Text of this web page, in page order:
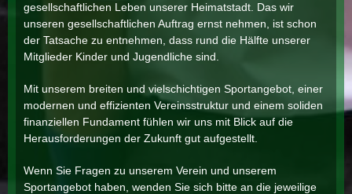
gesellschaftlichen Leben unserer Heimatstadt. Das wir
unseren gesellschaftlichen Auftrag ernst nehmen, ist schon
der Tatsache zu entnehmen, dass rund die Hälfte unserer
Mitglieder Kinder und Jugendliche sind.
Mit unserem breiten und vielschichtigen Sportangebot, einer
modernen und effizienten Vereinsstruktur und einem soliden
finanziellen Fundament fühlen wir uns mit Blick auf die
Herausforderungen der Zukunft gut aufgestellt.
Wenn Sie Fragen zu unserem Verein und unserem
Sportangebot haben, wenden Sie sich bitte an die jeweilige